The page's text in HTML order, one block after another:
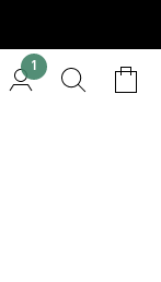
1